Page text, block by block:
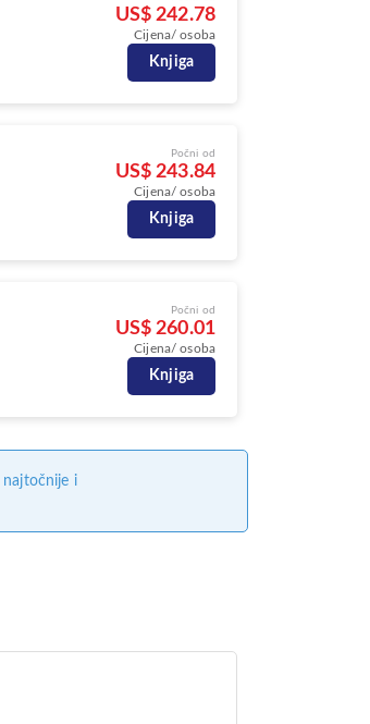
US$ 242.78
Cijena/ osoba
Knjiga
Počni od
US$ 243.84
Cijena/ osoba
Knjiga
Počni od
US$ 260.01
Cijena/ osoba
Knjiga
najtočnije i